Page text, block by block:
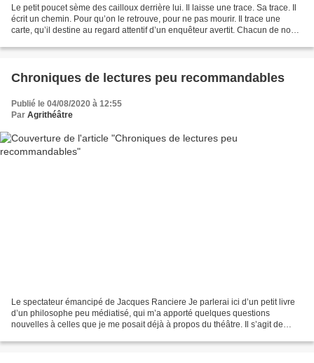
Le petit poucet sème des cailloux derrière lui. Il laisse une trace. Sa trace. Il
écrit un chemin. Pour qu’on le retrouve, pour ne pas mourir. Il trace une
carte, qu’il destine au regard attentif d’un enquêteur avertit. Chacun de nous
Chroniques de lectures peu recommandables
Publié le 04/08/2020 à 12:55
Par Agrithéâtre
Le spectateur émancipé de Jacques Ranciere Je parlerai ici d’un petit livre
d’un philosophe peu médiatisé, qui m’a apporté quelques questions
nouvelles à celles que je me posait déjà à propos du théâtre. Il s’agit de